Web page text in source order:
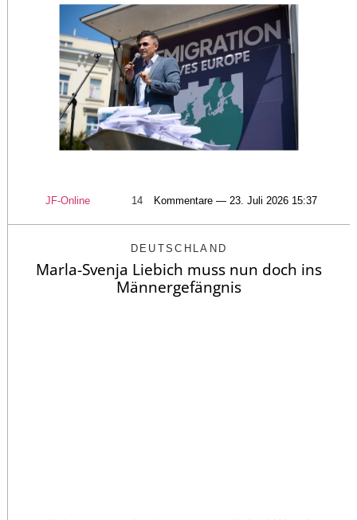
JF-Online 14 Kommentare — 23. Juli 2026 15:37
DEUTSCHLAND
Marla-Svenja Liebich muss nun doch ins
Männergefängnis